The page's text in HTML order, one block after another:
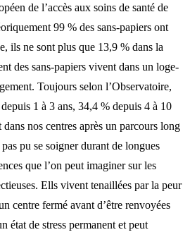
de l’accès aux soins de santé de
99 % des sans-papiers ont
ils ne sont plus que 13,9 % dans la
des sans-papiers vivent dans un loge-
Toujours selon l’Observatoire,
1 à 3 ans, 34,4 % depuis 4 à 10
nos centres après un parcours long
pu se soigner durant de longues
que l’on peut imaginer sur les
Ells vivent tenaillées par la peur
centre fermé avant d’être renvoyées
état de stress permanent et peut